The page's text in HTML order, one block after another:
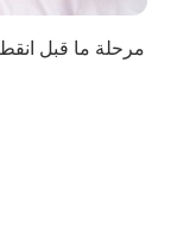
مرحلة ما قبل